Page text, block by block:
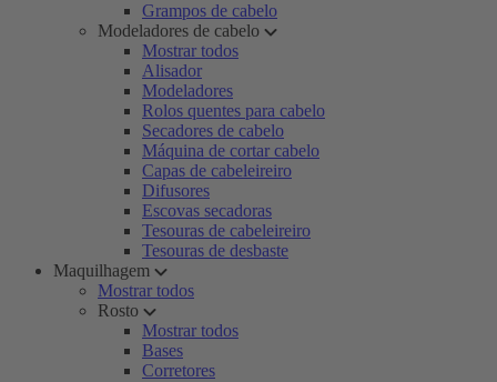
Grampos de cabelo
Modeladores de cabelo
Mostrar todos
Alisador
Modeladores
Rolos quentes para cabelo
Secadores de cabelo
Máquina de cortar cabelo
Capas de cabeleireiro
Difusores
Escovas secadoras
Tesouras de cabeleireiro
Tesouras de desbaste
Maquilhagem
Mostrar todos
Rosto
Mostrar todos
Bases
Corretores